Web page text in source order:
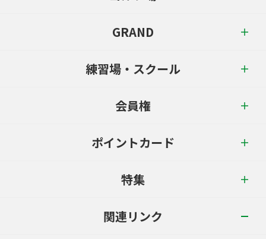
GRAND
練習場・スクール
会員権
ポイントカード
特集
関連リンク